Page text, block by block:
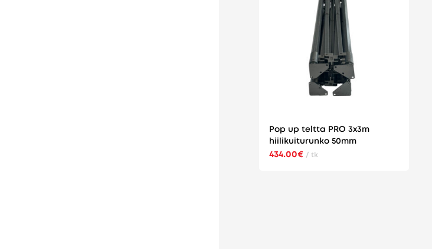
Pop up teltta PRO 3x3m
hiilikuiturunko 50mm
434.00€ / tk